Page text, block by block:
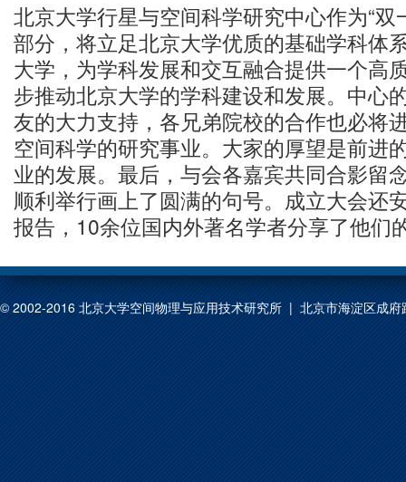
北京大学行星与空间科学研究中心作为“双
部分，将立足北京大学优质的基础学科体
大学，为学科发展和交互融合提供一个高
步推动北京大学的学科建设和发展。中心
友的大力支持，各兄弟院校的合作也必将
空间科学的研究事业。大家的厚望是前进
业的发展。最后，与会各嘉宾共同合影留
顺利举行画上了圆满的句号。成立大会还
报告，10余位国内外著名学者分享了他们
© 2002-2016 北京大学空间物理与应用技术研究所 | 北京市海淀区成